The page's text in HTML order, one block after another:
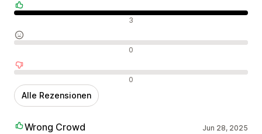
3
0
0
Alle Rezensionen
Wrong Crowd Jun 28, 2025